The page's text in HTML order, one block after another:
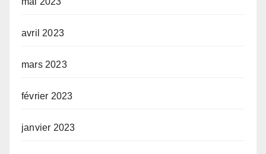
avril 2023
mars 2023
février 2023
janvier 2023